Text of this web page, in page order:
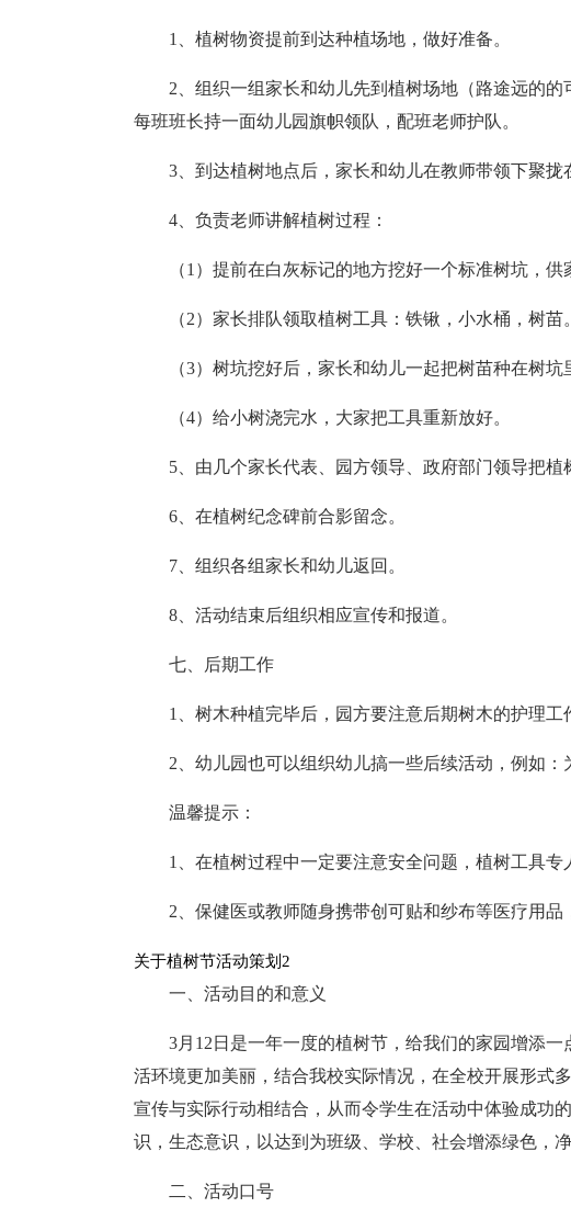
1、植树物资提前到达种植场地，做好准备。
2、组织一组家长和幼儿先到植树场地（路途远的
每班班长持一面幼儿园旗帜领队，配班老师护队。
3、到达植树地点后，家长和幼儿在教师带领下聚拢
4、负责老师讲解植树过程：
（1）提前在白灰标记的地方挖好一个标准树坑，供
（2）家长排队领取植树工具：铁锹，小水桶，树苗。
（3）树坑挖好后，家长和幼儿一起把树苗种在树
（4）给小树浇完水，大家把工具重新放好。
5、由几个家长代表、园方领导、政府部门领导把植
6、在植树纪念碑前合影留念。
7、组织各组家长和幼儿返回。
8、活动结束后组织相应宣传和报道。
七、后期工作
1、树木种植完毕后，园方要注意后期树木的护理工
2、幼儿园也可以组织幼儿搞一些后续活动，例如：
温馨提示：
1、在植树过程中一定要注意安全问题，植树工具专
2、保健医或教师随身携带创可贴和纱布等医疗用品
关于植树节活动策划2
一、活动目的和意义
3月12日是一年一度的植树节，给我们的家园增添
活环境更加美丽，结合我校实际情况，在全校开展形式
宣传与实际行动相结合，从而令学生在活动中体验成功
识，生态意识，以达到为班级、学校、社会增添绿色，
二、活动口号